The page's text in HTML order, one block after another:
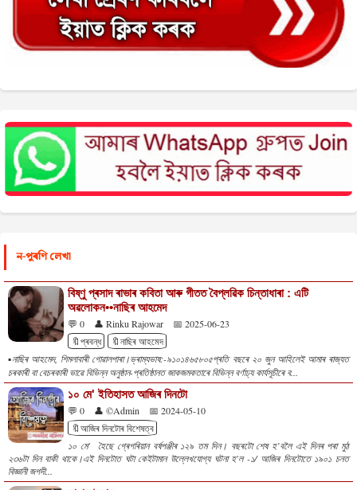
ন-পুৰণি লেখা
বিষ্ণু প্ৰসাদ ৰাভাৰ কবিতা আৰু গীতত বৈপ্লৱিক চিন্তাধাৰা : এটি
অৱলোকন••নাছিৰ আহমেদ
💬 0 👤 Rinku Rajowar
📅 2025-06-23
🔖প্ৰবন্ধ
🔖‌নাছিৰ আহমেদ
▪️নাছিৰ আহমেদ, শিমলাবাৰী গোৱালপাৰা।ভ্ৰাম্যভাষ:-৯১০১৪৬৫৮০৫প্ৰতি বছৰে ২০ জুন আহিলেই আমাৰ ৰাজ্যত
চৰকাৰী বা বেচৰকাৰী ভাৱে বিভিন্ন অনুষ্ঠান-প্ৰতিষ্ঠানত জাকজমকতাৰে বিভিন্ন বৰ্ণাঢ্য কাৰ্যসূচীৰে ব...
১০ মে' ইতিহাসত আজিৰ দিনটো
💬 0 👤 ©Admin
📅 2024-05-10
🔖আজিৰ দিনটোৰ বিশেষত্ব
১০ মে' হৈছে গ্ৰেগৰিয়ান বৰ্ষপঞ্জীৰ ১২৯ তম দিন। বছৰটো শেষ হ’বলৈ এই দিনৰ পৰা মুঠ
২৩৬টা দিন বাকী থাকে।এই দিনটোত ঘটা কেইটামান উল্লেখযোগ্য ঘটনা হ'ল -১/ আজিৰ দিনটোতে ১৯০১ চনত
বিজ্ঞানী জগদী...